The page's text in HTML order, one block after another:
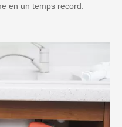
en un temps record.